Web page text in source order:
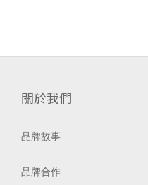
關於我們
品牌故事
品牌合作